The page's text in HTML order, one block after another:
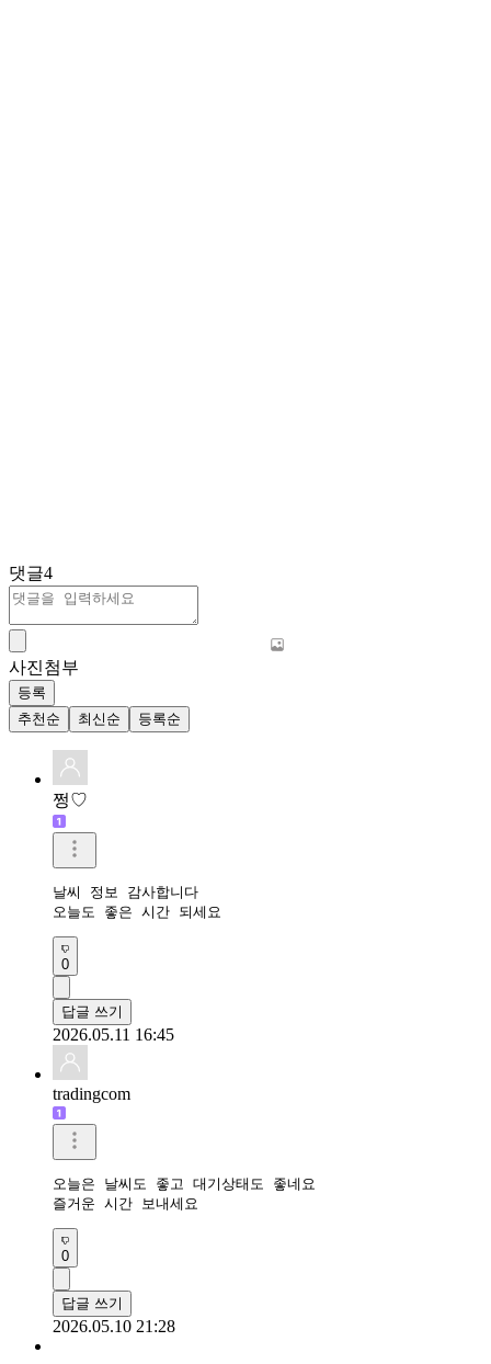
댓글4
사진첨부
등록
추천순
최신순 등록순
쩡♡
날씨 정보 감사합니다
오늘도 좋은 시간 되세요
0
답글 쓰기
2026.05.11 16:45
tradingcom
오늘은 날씨도 좋고 대기상태도 좋네요
즐거운 시간 보내세요
0
답글 쓰기
2026.05.10 21:28